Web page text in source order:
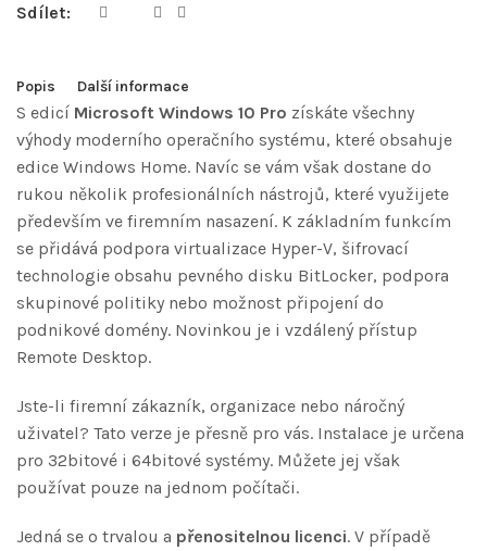
Sdílet:
Popis Další informace
S edicí Microsoft Windows 10 Pro získáte všechny
výhody moderního operačního systému, které obsahuje
edice Windows Home. Navíc se vám však dostane do
rukou několik profesionálních nástrojů, které využijete
především ve firemním nasazení. K základním funkcím
se přidává podpora virtualizace Hyper-V, šifrovací
technologie obsahu pevného disku BitLocker, podpora
skupinové politiky nebo možnost připojení do
podnikové domény. Novinkou je i vzdálený přístup
Remote Desktop.
Jste-li firemní zákazník, organizace nebo náročný
uživatel? Tato verze je přesně pro vás. Instalace je určena
pro 32bitové i 64bitové systémy. Můžete jej však
používat pouze na jednom počítači.
Jedná se o trvalou a přenositelnou licenci. V případě